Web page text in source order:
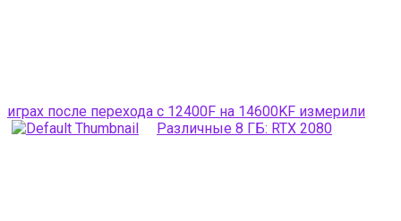
играх после перехода с 12400F на 14600KF измерили
Различные 8 ГБ: RTX 2080